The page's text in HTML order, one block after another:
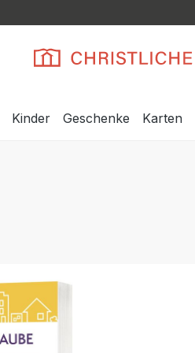
Kinder Geschenke Karten